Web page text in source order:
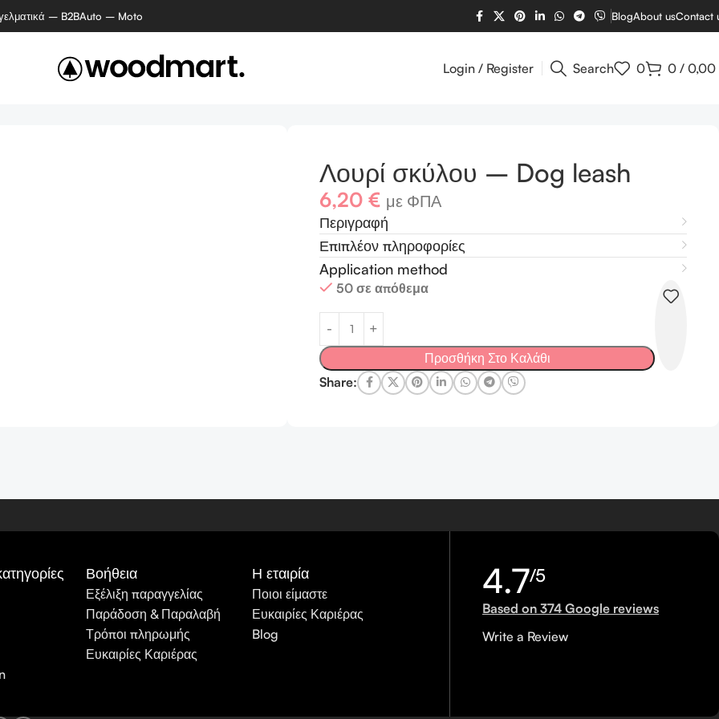
– B2BAuto – Moto BlogAbout usContact
Login / Register Search 0 0 / 0,00
Λουρί σκύλου – Dog leash
6,20€ με ΦΠΑ
Περιγραφή
Επιπλέον πληροφορίες
Application method
50 σε απόθεμα
Προσθήκη Στο Καλάθι
Share:
Βοήθεια
Εξέλιξη παραγγελίας
Παράδοση & Παραλαβή
Τρόποι πληρωμής
Ευκαιρίες Καριέρας
Η εταιρία
Ποιοι είμαστε
Ευκαιρίες Καριέρας
Blog
4.7/5
Based on 374 Google reviews
Write a Review